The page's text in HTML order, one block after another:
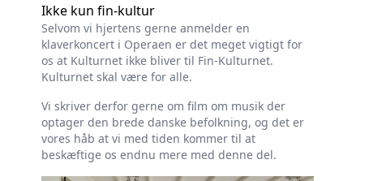
Ikke kun fin-kultur
Selvom vi hjertens gerne anmelder en
klaverkoncert i Operaen er det meget vigtigt for
os at Kulturnet ikke bliver til Fin-Kulturnet.
Kulturnet skal være for alle.
Vi skriver derfor gerne om film om musik der
optager den brede danske befolkning, og det er
vores håb at vi med tiden kommer til at
beskæftige os endnu mere med denne del.